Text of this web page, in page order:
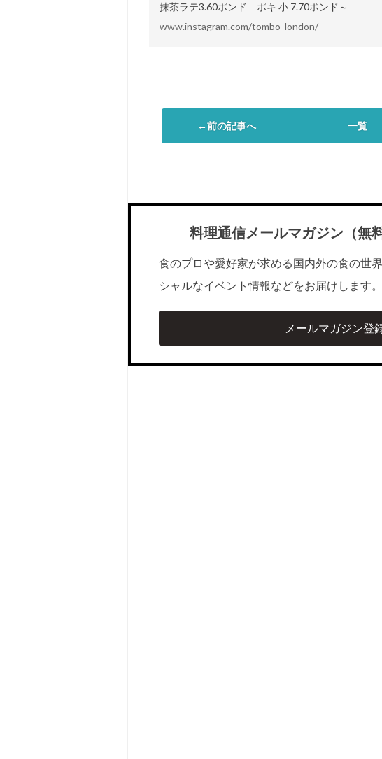
抹茶ラテ3.60ポンド ポキ 小 7.70ポンド～
www.instagram.com/tombo_london/
←前の記事へ 一覧
料理通信メールマガジン（無
食のプロや愛好家が求める国内外の食の世
シャルなイベント情報などをお届けします。
メールマガジン登